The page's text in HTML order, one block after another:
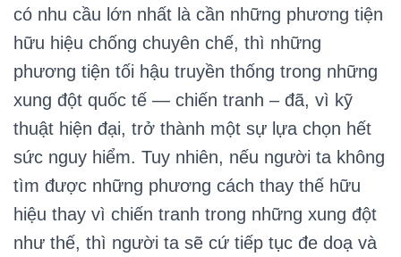
có nhu cầu lớn nhất là cần những phương tiện
hữu hiệu chống chuyên chế, thì những
phương tiện tối hậu truyền thống trong những
xung đột quốc tế — chiến tranh – đã, vì kỹ
thuật hiện đại, trở thành một sự lựa chọn hết
sức nguy hiểm. Tuy nhiên, nếu người ta không
tìm được những phương cách thay thế hữu
hiệu thay vì chiến tranh trong những xung đột
như thế, thì người ta sẽ cứ tiếp tục đe doạ và